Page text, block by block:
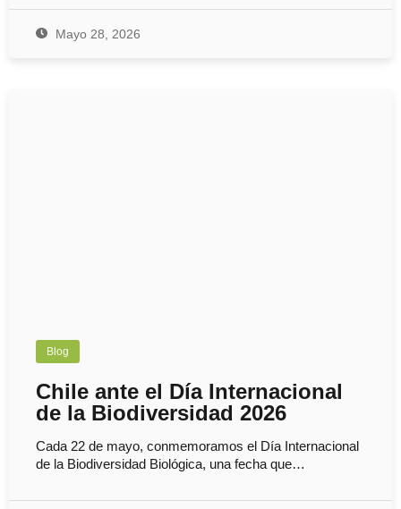
Mayo 28, 2026
Blog
Chile ante el Día Internacional
de la Biodiversidad 2026
Cada 22 de mayo, conmemoramos el Día Internacional
de la Biodiversidad Biológica, una fecha que…